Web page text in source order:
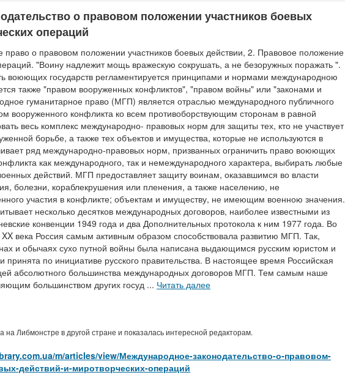
о правовом положении участников боевых
операций
о правовом положении участников боевых действии, 2. Правовое положение
"Воину надлежит мощь вражескую сокрушать, а не безоружных поражать ".
государств регламентируется принципами и нормами международною
также "правом вооруженных конфликтов", "правом войны" или "законами и
гуманитарное право (МГП) является отраслью международного публичного
вооруженного конфликта ко всем противоборствующим сторонам в равной
весь комплекс международно- правовых норм для защиты тех, кто не участвует
борьбе, а также тех объектов и имущества, которые не используются в
ряд международно-правовых норм, призванных ограничить право воюющих
как международного, так и немеждународного характера, выбирать любые
действий. МГП предоставляет защиту воинам, оказавшимся во власти
болезни, кораблекрушения или пленения, а также населению, не
участия в конфликте; объектам и имуществу, не имеющим военною значения.
несколько десятков международных договоров, наиболее известными из
конвенции 1949 года и два Дополнительных протокола к ним 1977 года. Во
века Россия самым активным образом способствовала развитию МГП. Так,
и обычаях сухо путной войны была написана выдающимся русским юристом и
по инициативе русского правительства. В настоящее время Российская
абсолютного большинства международных договоров МГП. Тем самым наше
большинством других госуд ... Читать далее
Либмонстре в другой стране и показалась интересной редакторам.
m/articles/view/Международное-законодательство-о-правовом-
действий-и-миротворческих-операций